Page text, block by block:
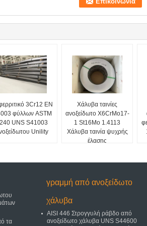
3Cr12 EN
φύλλων ASTM
UNS S41003
Unility
Χάλυβα ταινίες
ανοξείδωτο X6CrMo17-
1 St16Mo 1.4113
Χάλυβα ταινία ψυχρής
έλασης
τα
γραμμή από ανοξείδωτο
χάλυβα
AISI 446 Στρογγυλή ράβδο από
ανοξείδωτο χάλυβα UNS S44600